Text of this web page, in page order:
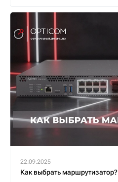
22.09.2025
Как выбрать маршрутизатор?